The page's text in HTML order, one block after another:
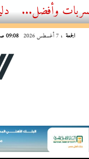
الجمعة ، 7 أغسطس 2026 09:08 صـ